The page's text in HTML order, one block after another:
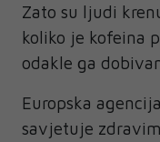
Zato su ljudi
koliko je kofeina
odakle ga
Europska
savjetuje